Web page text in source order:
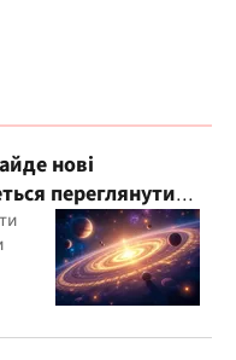
нові
переглянути